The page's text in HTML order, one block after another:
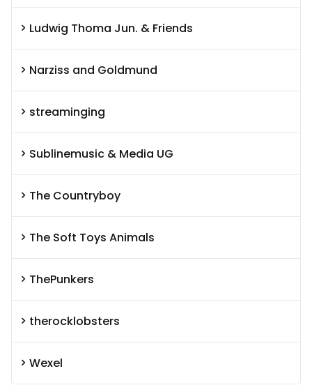
Ludwig Thoma Jun. & Friends
Narziss and Goldmund
streaminging
Sublinemusic & Media UG
The Countryboy
The Soft Toys Animals
ThePunkers
therocklobsters
Wexel